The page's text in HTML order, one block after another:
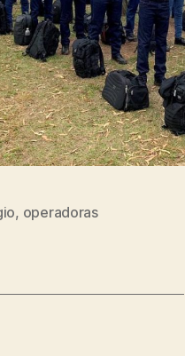
, operadoras